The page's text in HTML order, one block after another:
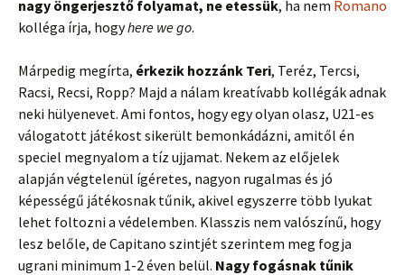
nagy öngerjesztő folyamat, ne etessük, ha nem Romano
kolléga írja, hogyhere we go.
Márpedig megírta, érkezik hozzánk Teri, Teréz, Tercsi,
Racsi, Recsi, Ropp? Majd a nálam kreatívabb kollégák adnak
neki hülyenevet. Ami fontos, hogy egy olyan olasz, U21-es
válogatott játékost sikerült bemonkádázni, amitől én
speciel megnyalom a tíz ujjamat. Nekem az előjelek
alapján végtelenül ígéretes, nagyon rugalmas és jó
képességű játékosnak tűnik, akivel egyszerre több lyukat
lehet foltozni a védelemben. Klasszis nem valószínű, hogy
lesz belőle, de Capitano szintjét szerintem meg fogja
ugrani minimum 1-2 éven belül. Nagy fogásnak tűnik